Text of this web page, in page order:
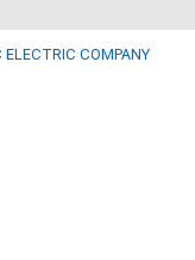
COMPANY